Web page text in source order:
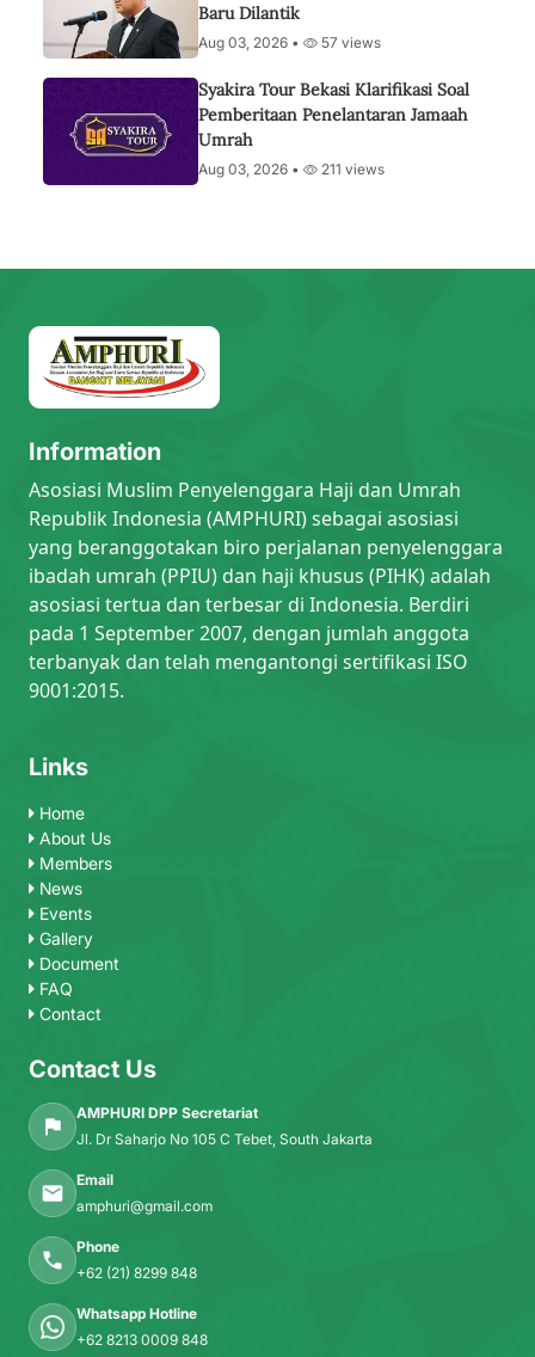
Baru Dilantik
Aug 03, 2026 • 57 views
Syakira Tour Bekasi Klarifikasi Soal
Pemberitaan Penelantaran Jamaah
Umrah
Aug 03, 2026 • 211 views
Information
Asosiasi Muslim Penyelenggara Haji dan Umrah
Republik Indonesia (AMPHURI) sebagai asosiasi
yang beranggotakan biro perjalanan penyelenggara
ibadah umrah (PPIU) dan haji khusus (PIHK) adalah
asosiasi tertua dan terbesar di Indonesia. Berdiri
pada 1 September 2007, dengan jumlah anggota
terbanyak dan telah mengantongi sertifikasi ISO
9001:2015.
Links
Home
About Us
Members
News
Events
Gallery
Document
FAQ
Contact
Contact Us
AMPHURI DPP Secretariat
Jl. Dr Saharjo No 105 C Tebet, South Jakarta
Email
amphuri@gmail.com
Phone
+62 (21) 8299 848
Whatsapp Hotline
+62 8213 0009 848